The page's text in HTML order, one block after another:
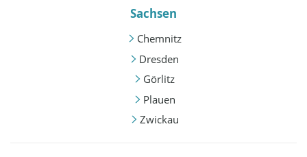
Sachsen
Chemnitz
Dresden
Görlitz
Plauen
Zwickau